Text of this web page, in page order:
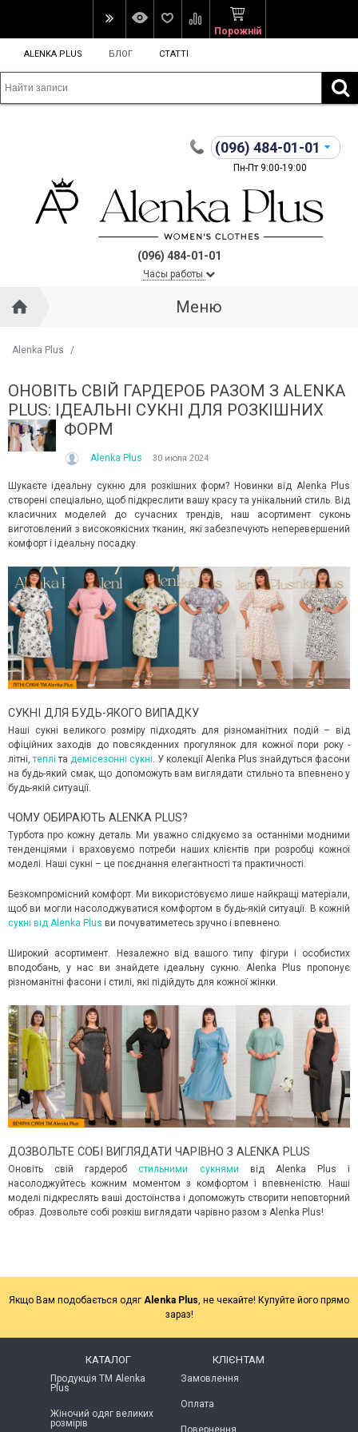
Порожній
ALENKA PLUS БЛОГ СТАТТІ
(096) 484-01-01
Пн-Пт 9:00-19:00
(096) 484-01-01
Часы работы
Меню
Alenka Plus /
ЛІТО, ЯКЕ ПОСТІЙНО ДИВУЄ: ЯК ОДЯГАТИСЯ,
КОЛИ ЗРАНКУ СПЕКА, А ВВЕЧЕРІ ВЖЕ ХОЧЕТЬСЯ
КУРТКУ?
готовність до сюрпризів. Зранку світить сонце і
+30°C, після обіду приходить сильний...
Читати далі →
КУПАЛЬНИК ІЗ
СПІДНИЦЕЮ: ЩО
жінок звертають
Читати далі →
ОНОВІТЬ СВІЙ ГАРДЕРОБ РАЗОМ З ALENKA
PLUS: ІДЕАЛЬНІ СУКНІ ДЛЯ РОЗКІШНИХ
ФОРМ
Alenka Plus 30 июля 2024
Шукаєте ідеальну сукню для розкішних форм? Новинки від Alenka Plus
створені спеціально, щоб підкреслити вашу красу та унікальний стиль. Від
класичних моделей до сучасних трендів, наш асортимент суконь
виготовлений з високоякісних тканин, які забезпечують неперевершений
комфорт і ідеальну посадку.
СУКНІ ДЛЯ БУДЬ-ЯКОГО ВИПАДКУ
Наші сукні великого розміру підходять для різноманітних подій – від
офіційних заходів до повсякденних прогулянок для кожної пори року -
літні,теплі та демісезонні сукні. У колекції Alenka Plus знайдуться фасони
на будь-який смак, що допоможуть вам виглядати стильно та впевнено у
будь-якій ситуації.
ЧОМУ ОБИРАЮТЬ ALENKA PLUS?
Турбота про кожну деталь. Ми уважно слідкуємо за останніми модними
тенденціями і враховуємо потреби наших клієнтів при розробці кожної
моделі. Наші сукні – це поєднання елегантності та практичності.
Безкомпромісний комфорт. Ми використовуємо лише найкращі матеріали,
щоб ви могли насолоджуватися комфортом в будь-якій ситуації. В кожній
сукні від Alenka Plus ви почуватиметесь зручно і впевнено.
Широкий асортимент. Незалежно від вашого типу фігури і особистих
вподобань, у нас ви знайдете ідеальну сукню. Alenka Plus пропонує
різноманітні фасони і стилі, які підійдуть для кожної жінки.
ДОЗВОЛЬТЕ СОБІ ВИГЛЯДАТИ ЧАРІВНО З ALENKA PLUS
Оновіть свій гардеробстильними сукнями від Alenka Plus і
насолоджуйтесь кожним моментом з комфортом і впевненістю. Наші
моделі підкреслять ваші достоїнства і допоможуть створити неповторний
образ. Дозвольте собі розкіш виглядати чарівно разом з Alenka Plus!
Якщо Вам подобається одяг Alenka Plus, не чекайте! Купуйте його прямо
зараз!
КАТАЛОГ
Продукція ТМ Alenka
Plus
Жіночий одяг великих
розмірів
КЛІЄНТАМ
Замовлення
Оплата
Повернення